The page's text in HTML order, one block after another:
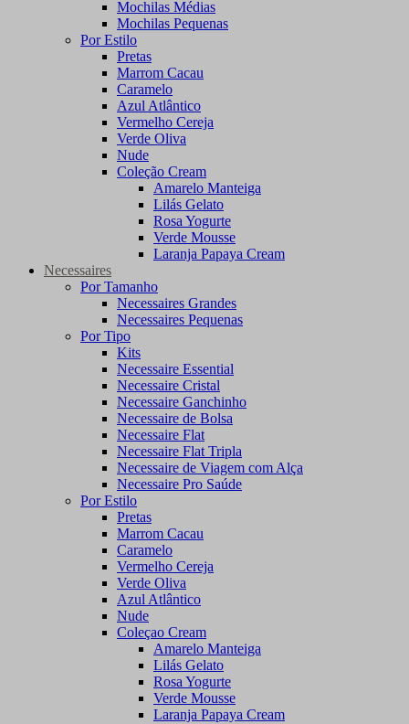
Mochilas Médias
Mochilas Pequenas
Por Estilo
Pretas
Marrom Cacau
Caramelo
Azul Atlântico
Vermelho Cereja
Verde Oliva
Nude
Coleção Cream
Amarelo Manteiga
Lilás Gelato
Rosa Yogurte
Verde Mousse
Laranja Papaya Cream
Necessaires
Por Tamanho
Necessaires Grandes
Necessaires Pequenas
Por Tipo
Kits
Necessaire Essential
Necessaire Cristal
Necessaire Ganchinho
Necessaire de Bolsa
Necessaire Flat
Necessaire Flat Tripla
Necessaire de Viagem com Alça
Necessaire Pro Saúde
Por Estilo
Pretas
Marrom Cacau
Caramelo
Vermelho Cereja
Verde Oliva
Azul Atlântico
Nude
Coleçao Cream
Amarelo Manteiga
Lilás Gelato
Rosa Yogurte
Verde Mousse
Laranja Papaya Cream